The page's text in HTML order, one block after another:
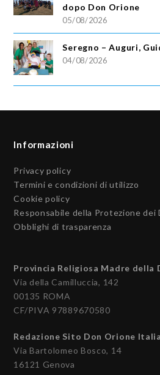
dopo Don Orione
05/08/2026
Seregno – Auguri,
04/08/2026
Informazioni
Privacy policy
Termini e condizioni di utilizzo
Cookie policy
Responsabile della Protezione dei
Obblighi di trasparenza
Provincia Religiosa Madre della
Via della Camilluccia, 142
00135 ROMA
CF/PIVA 97889670580
Redazione Sito Don Orione Italia
Via Bartolomeo Bosco, 14
16121 Genova